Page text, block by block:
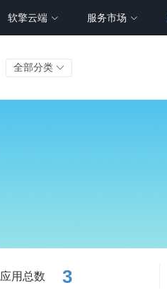
软擎云端 服务市场
全部分类
应用总数 3